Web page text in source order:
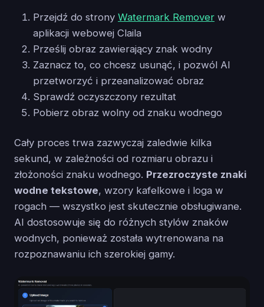
Przejdź do strony Watermark Remover w
aplikacji webowej Claila
Prześlij obraz zawierający znak wodny
Zaznacz to, co chcesz usunąć, i pozwól AI
przetworzyć i przeanalizować obraz
Sprawdź oczyszczony rezultat
Pobierz obraz wolny od znaku wodnego
Cały proces trwa zazwyczaj zaledwie kilka
sekund, w zależności od rozmiaru obrazu i
złożoności znaku wodnego. Przezroczyste znaki
wodne tekstowe, wzory kafelkowe i loga w
rogach — wszystko jest skutecznie obsługiwane.
AI dostosowuje się do różnych stylów znaków
wodnych, ponieważ została wytrenowana na
rozpoznawaniu ich szerokiej gamy.